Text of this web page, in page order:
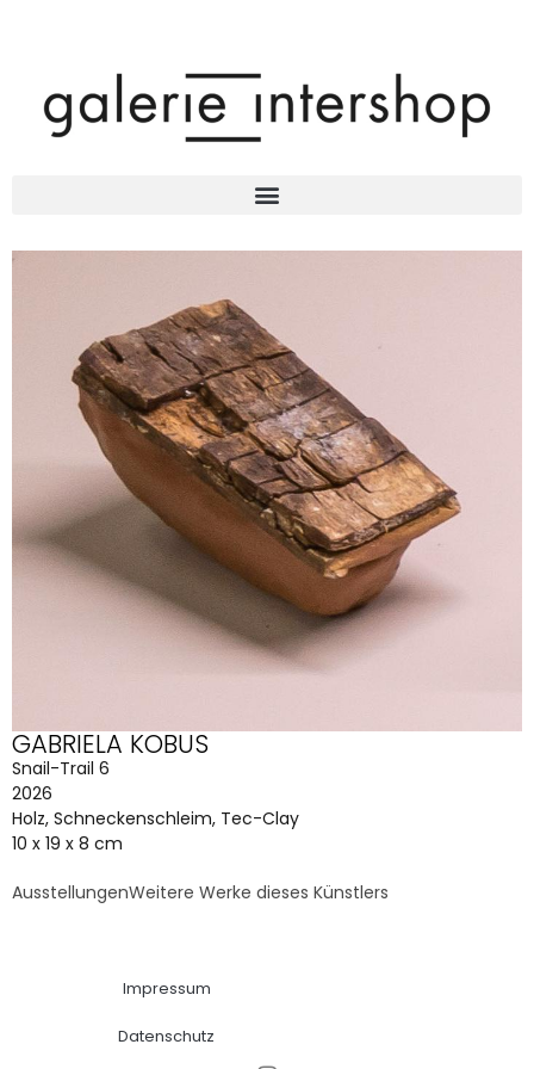
GABRIELA KOBUS
Snail-Trail 6
2026
Holz, Schneckenschleim, Tec-Clay
10 x 19 x 8 cm
AusstellungenWeitere Werke dieses Künstlers
Impressum
Datenschutz